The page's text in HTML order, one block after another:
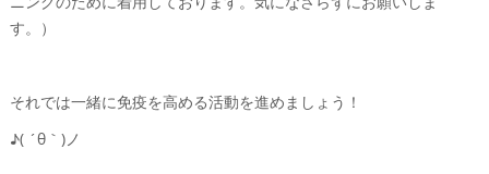
す。）
それでは一緒に免疫を高める活動を進めましょう！
♪( ´θ｀)ノ